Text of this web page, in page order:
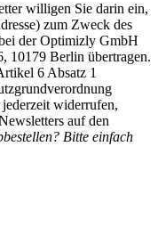
willigen Sie darin ein,
zum Zweck des
der Optimizly GmbH
10179 Berlin übertragen.
6 Absatz 1
widerrufen,
auf den
Bitte einfach